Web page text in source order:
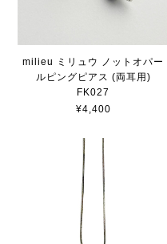
milieu ミリュウ ノットオパー
ルピングピアス (両耳用)
FK027
¥4,400